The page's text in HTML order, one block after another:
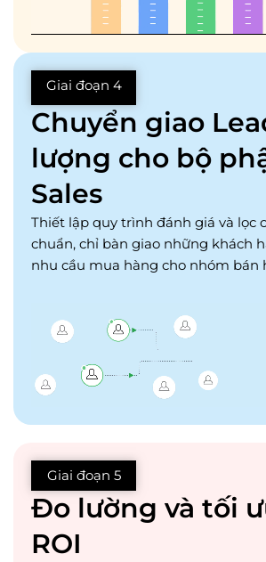
Giai đoạn 4
Chuyển giao
lượng cho bộ
Sales
Thiết lập quy trình đánh giá và lọc
chuẩn, chỉ bàn giao những khách
nhu cầu mua hàng cho nhóm bán
Giai đoạn 5
Đo lường và tối
ROI